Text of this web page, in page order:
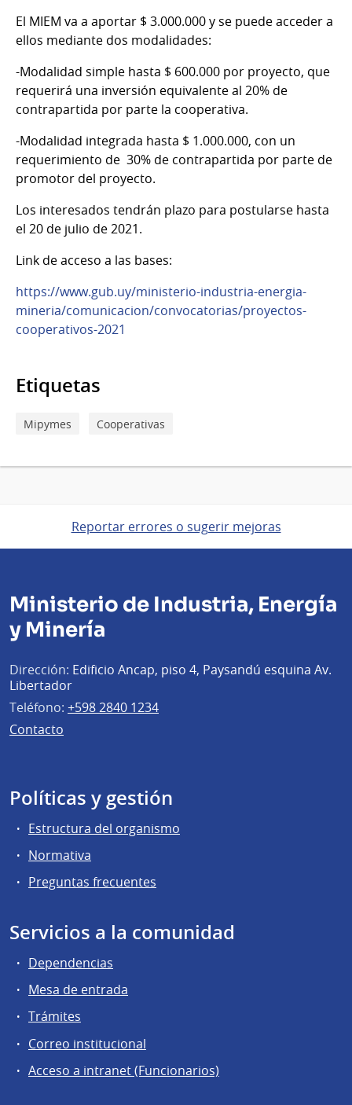
El MIEM va a aportar $ 3.000.000 y se puede acceder a
ellos mediante dos modalidades:
-Modalidad simple hasta $ 600.000 por proyecto, que
requerirá una inversión equivalente al 20% de
contrapartida por parte la cooperativa.
-Modalidad integrada hasta $ 1.000.000, con un
requerimiento de 30% de contrapartida por parte de
promotor del proyecto.
Los interesados tendrán plazo para postularse hasta
el 20 de julio de 2021.
Link de acceso a las bases:
https://www.gub.uy/ministerio-industria-energia-
mineria/comunicacion/convocatorias/proyectos-
cooperativos-2021
Etiquetas
Mipymes Cooperativas
Reportar errores o sugerir mejoras
Ministerio de Industria, Energía
y Minería
Dirección: Edificio Ancap, piso 4, Paysandú esquina Av.
Libertador
Teléfono: +598 2840 1234
Contacto
Políticas y gestión
Estructura del organismo
Normativa
Preguntas frecuentes
Servicios a la comunidad
Dependencias
Mesa de entrada
Trámites
Correo institucional
Acceso a intranet (Funcionarios)